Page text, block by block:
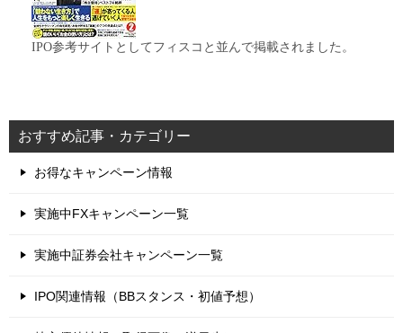
IPO参考サイトとしてフィスコと並んで掲載されました。
おすすめ記事・カテゴリー
お得なキャンペーン情報
実施中FXキャンペーン一覧
実施中証券会社キャンペーン一覧
IPO関連情報（BBスタンス・初値予想）